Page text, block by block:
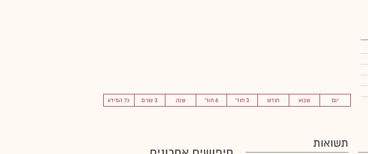
יום שבוע חודש 3 חוד' 6 חוד' שנה 3 שנים כל המידע
תשואות